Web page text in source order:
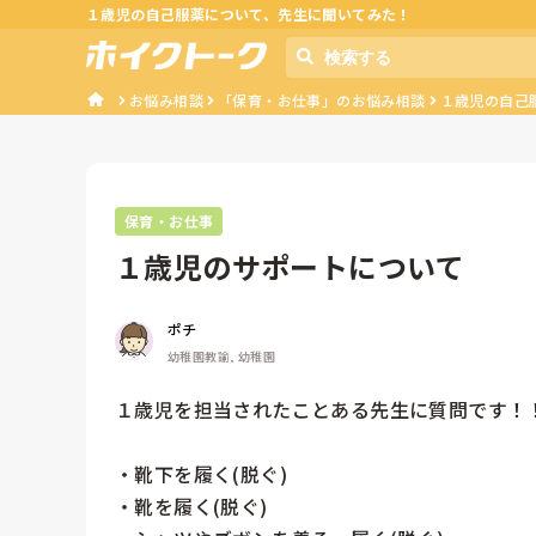
１歳児の自己服薬について、先生に聞いてみた！
お悩み相談 「保育・お仕事」のお悩み相談 １歳児の自己
保育・お仕事
１歳児のサポートについて
ポチ
幼稚園教諭, 幼稚園
１歳児を担当されたことある先生に質問です！！
・靴下を履く(脱ぐ)
・靴を履く(脱ぐ)